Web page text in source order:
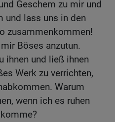
Geschem zu mir und
und lass uns in den
zusammenkommen!
Böses anzutun.
ihnen und ließ ihnen
Werk zu verrichten,
Warum
wenn ich es ruhen